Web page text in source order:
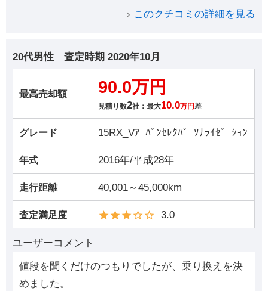
このクチコミの詳細を見る
20代男性 査定時期 2020年10月
最高売却額 90.0万円
見積り数2社：最大10.0万円差
グレード 15RX_Vｱｰﾊﾞﾝｾﾚｸﾊﾟｰｿﾅﾗｲｾﾞｰｼｮﾝ
年式 2016年/平成28年
走行距離 40,001～45,000km
査定満足度 3.0
ユーザーコメント
値段を聞くだけのつもりでしたが、乗り換えを決
めました。